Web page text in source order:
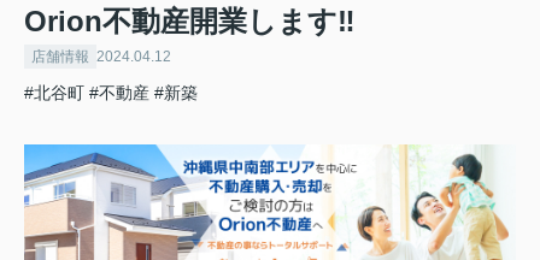
Orion不動産開業します‼
店舗情報 2024.04.12
#北谷町 #不動産 #新築